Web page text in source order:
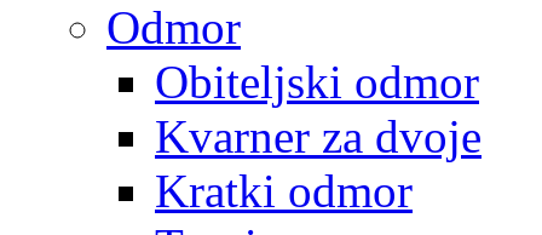
Odmor
Obiteljski odmor
Kvarner za dvoje
Kratki odmor